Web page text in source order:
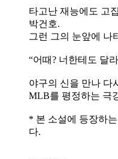
타고난 재능에도 고
박건호.
그런 그의 눈앞에 나
“어때? 너한테도 달
야구의 신을 만나 다
MLB를 평정하는 극
* 본 소설에 등장하
다.